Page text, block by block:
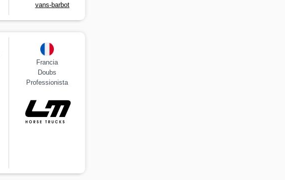
vans-barbot
Francia
Doubs
Professionista